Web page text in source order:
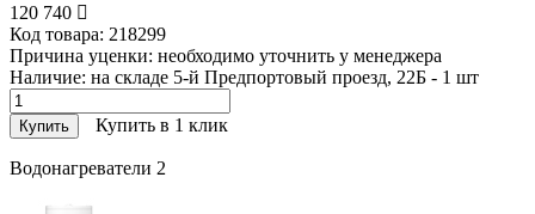
120 740
Код товара: 218299
Причина уценки: необходимо уточнить у менеджера
Наличие: на складе 5-й Предпортовый проезд, 22Б - 1 шт
Купить Купить в 1 клик
Водонагреватели 2